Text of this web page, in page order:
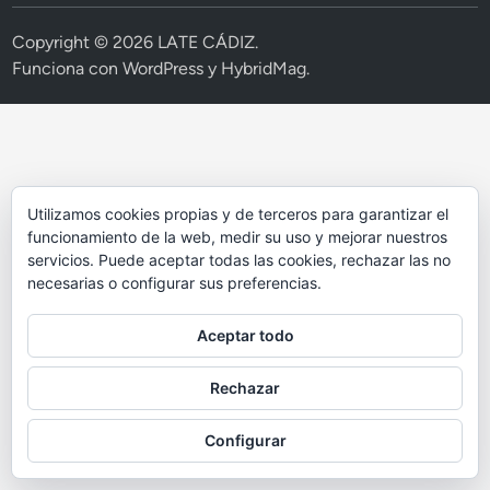
Copyright © 2026 LATE CÁDIZ.
Funciona conWordPress y HybridMag.
Utilizamos cookies propias y de terceros para garantizar el
funcionamiento de la web, medir su uso y mejorar nuestros
servicios. Puede aceptar todas las cookies, rechazar las no
necesarias o configurar sus preferencias.
Aceptar todo
Rechazar
Configurar